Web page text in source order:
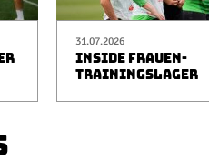
31.07.2026
INSIDE FRAUEN-
TRAININGSLAGER